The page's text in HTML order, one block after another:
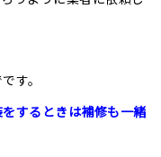
す。
をするときは補修も一緒